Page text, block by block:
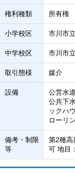
権利種類 所有権
小学校区 市川市
中学校区 市川市
取引態様 媒介
設備
公営水
公共下
ックハ
ローリ
備考・制限
等
第2種高
可 地目